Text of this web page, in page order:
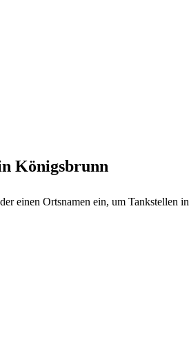
Königsbrunn
einen Ortsnamen ein, um Tankstellen